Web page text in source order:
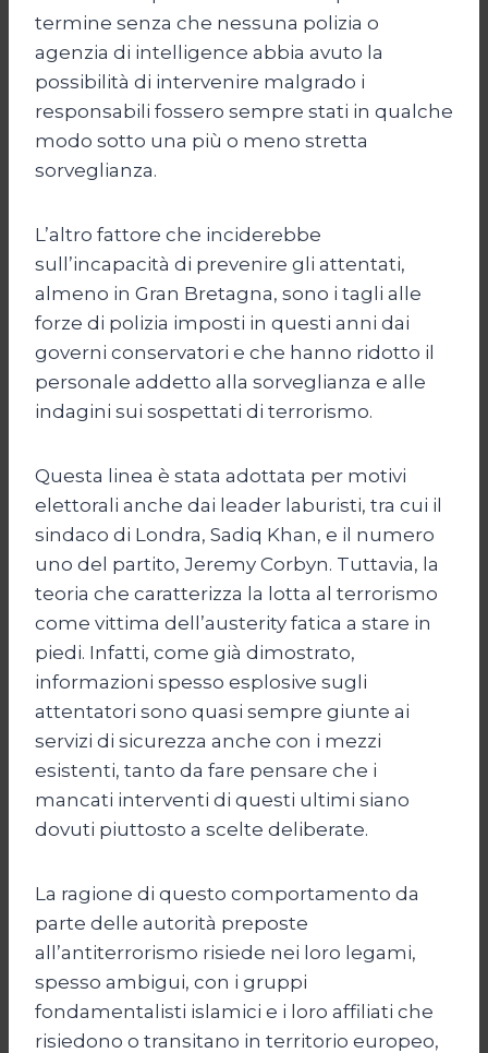
termine senza che nessuna polizia o
agenzia di intelligence abbia avuto la
possibilità di intervenire malgrado i
responsabili fossero sempre stati in qualche
modo sotto una più o meno stretta
sorveglianza.
L’altro fattore che inciderebbe
sull’incapacità di prevenire gli attentati,
almeno in Gran Bretagna, sono i tagli alle
forze di polizia imposti in questi anni dai
governi conservatori e che hanno ridotto il
personale addetto alla sorveglianza e alle
indagini sui sospettati di terrorismo.
Questa linea è stata adottata per motivi
elettorali anche dai leader laburisti, tra cui il
sindaco di Londra, Sadiq Khan, e il numero
uno del partito, Jeremy Corbyn. Tuttavia, la
teoria che caratterizza la lotta al terrorismo
come vittima dell’austerity fatica a stare in
piedi. Infatti, come già dimostrato,
informazioni spesso esplosive sugli
attentatori sono quasi sempre giunte ai
servizi di sicurezza anche con i mezzi
esistenti, tanto da fare pensare che i
mancati interventi di questi ultimi siano
dovuti piuttosto a scelte deliberate.
La ragione di questo comportamento da
parte delle autorità preposte
all’antiterrorismo risiede nei loro legami,
spesso ambigui, con i gruppi
fondamentalisti islamici e i loro affiliati che
risiedono o transitano in territorio europeo,